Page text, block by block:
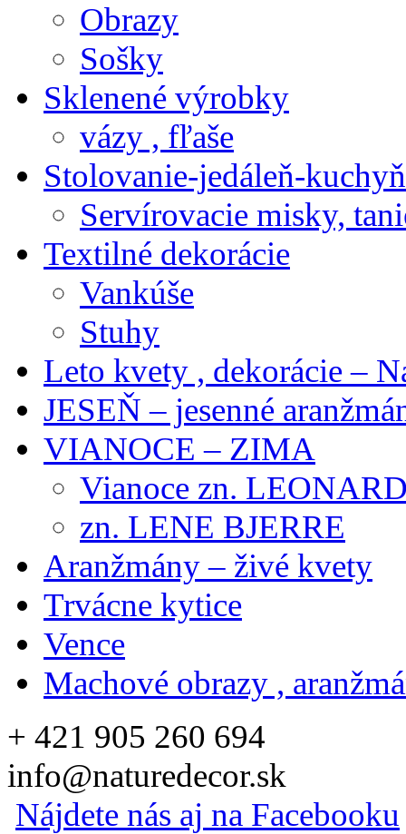
Obrazy
Sošky
Sklenené výrobky
vázy , fľaše
Stolovanie-jedáleň-
Servírovacie misky,
Textilné dekorácie
Vankúše
Stuhy
Leto kvety , dekorácie –
JESEŇ – jesenné
VIANOCE – ZIMA
Vianoce zn.
zn. LENE BJERRE
Aranžmány – živé kvety
Trvácne kytice
Vence
Machové obrazy ,
+ 421 905 260 694
info@naturedecor.sk
Nájdete nás aj na Facebooku